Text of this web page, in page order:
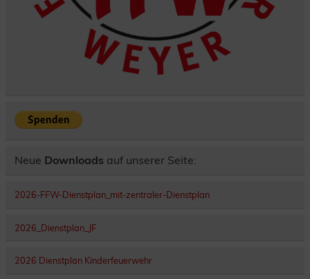
Neue Downloads auf unserer Seite:
2026-FFW-Dienstplan_mit-zentraler-Dienstplan
2026_Dienstplan_JF
2026 Dienstplan Kinderfeuerwehr